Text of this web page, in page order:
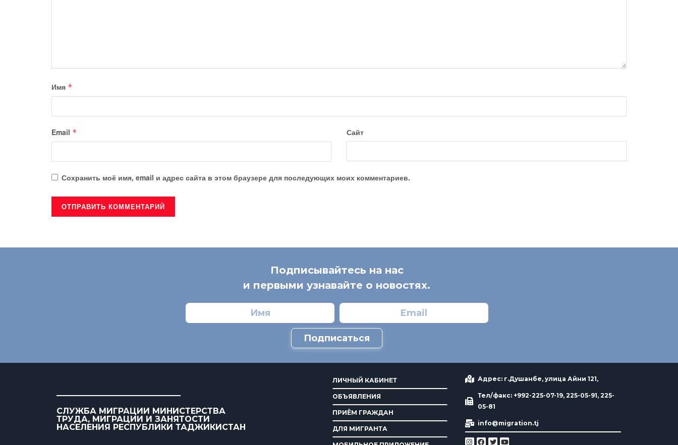
Имя *
Email * Сайт
Сохранить моё имя, email и адрес сайта в этом браузере для последующих моих комментариев.
Подписывайтесь на нас
и первыми узнавайте о новостях.
Подписаться
СЛУЖБА МИГРАЦИИ МИНИСТЕРСТВА
ТРУДА, МИГРАЦИИ И ЗАНЯТОСТИ
НАСЕЛЕНИЯ РЕСПУБЛИКИ ТАДЖИКИСТАН
ЛИЧНЫЙ КАБИНЕТ
ОБЪЯВЛЕНИЯ
ПРИЁМ ГРАЖДАН
ДЛЯ МИГРАНТА
Адрес: г.Душанбе, улица Айни 121,
Тел/факс: +992-225-07-19, 225-05-91, 225-
05-81
info@migration.tj